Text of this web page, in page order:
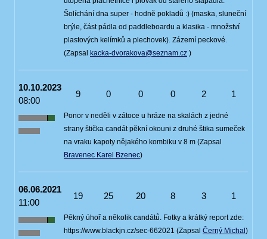
Šolíchání dna super - hodně pokladů :) (maska, sluneční
brýle, část pádla od paddleboardu a klasika - množství
plastových kelímků a plechovek). Zázemí peckové.
(Zapsal kacka-dvorakova@seznam.cz )
10.10.2023
08:00
9 0 0 0 2 1
Ponor v neděli v zátoce u hráze na skalách z jedné
strany štička candát pěkní okouni z druhé štika sumeček
na vraku kapoty nějakého kombiku v 8 m (Zapsal
Bravenec Karel Bzenec)
06.06.2021
11:00
19 25 20 8 3 1
Pěkný úhoř a několik candátů. Fotky a krátký report zde:
https://www.blackjn.cz/sec-662021 (Zapsal Černý Michal)